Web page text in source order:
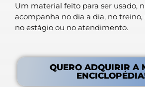
Um material feito para ser usado,
acompanha no dia a dia, no treino,
no estágio ou no atendimento.
QUERO ADQUIRIR A